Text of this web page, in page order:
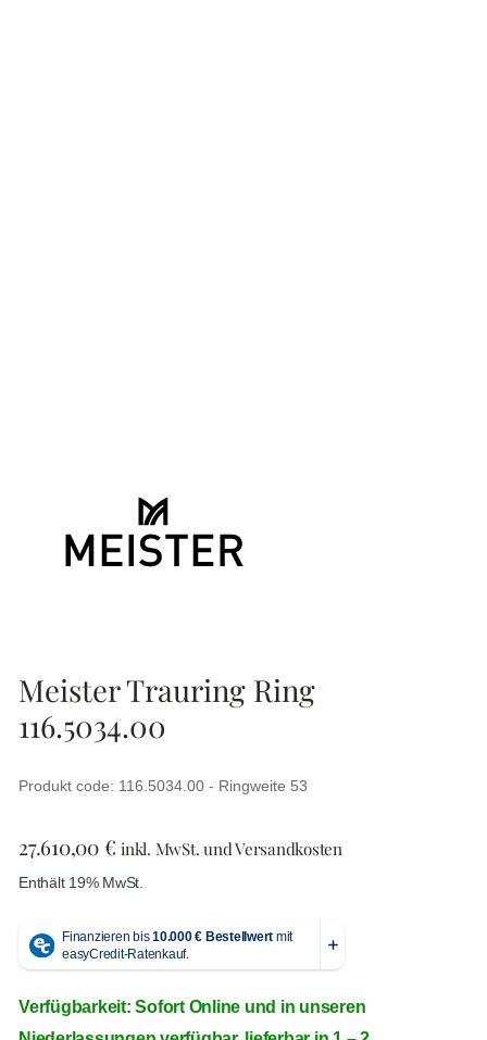
Meister Trauring Ring
116.5034.00
Produkt code: 116.5034.00 - Ringweite 53
27.610,00€ inkl. MwSt. und Versandkosten
Enthält 19% MwSt.
Verfügbarkeit: Sofort Online und in unseren